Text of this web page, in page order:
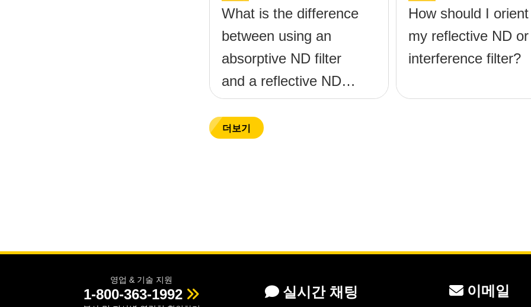
What is the difference
between using an
absorptive ND filter
and a reflective ND
filter?
How should I orient
my reflective ND or
interference filter?
더보기
영업 & 기술 지원
1-800-363-1992 실시간 채팅 이메일